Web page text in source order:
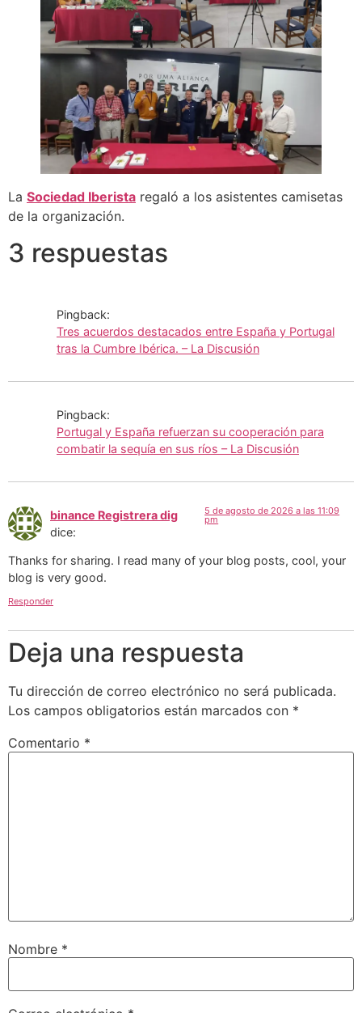
La Sociedad Iberista regaló a los asistentes camisetas
de la organización.
3 respuestas
Pingback:
Tres acuerdos destacados entre España y Portugal
tras la Cumbre Ibérica. – La Discusión
Pingback:
Portugal y España refuerzan su cooperación para
combatir la sequía en sus ríos – La Discusión
binance Registrera dig
dice:
5 de agosto de 2026 a las 11:09
pm
Thanks for sharing. I read many of your blog posts, cool, your
blog is very good.
Responder
Deja una respuesta
Tu dirección de correo electrónico no será publicada.
Los campos obligatorios están marcados con *
Comentario *
Nombre *